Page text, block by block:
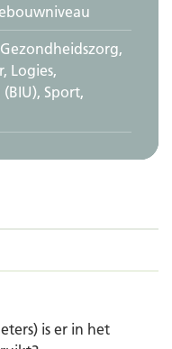
Logies,
Sport,
is er in het